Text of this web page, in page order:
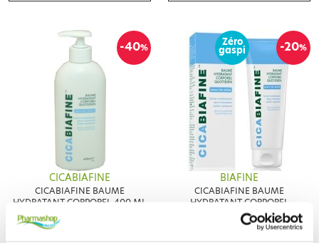
-40%
CICABIAFINE
CICABIAFINE BAUME
HYDRATANT CORPOREL 400 ML
15,95 €
-20%
Zéro
gaspi
BIAFINE
CICABIAFINE BAUME
HYDRATANT CORPOREL
QUOTIDIEN 200ML
14,25 €